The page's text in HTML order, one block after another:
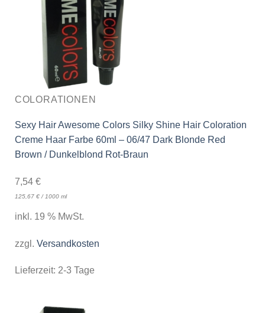
COLORATIONEN
Sexy Hair Awesome Colors Silky Shine Hair Coloration
Creme Haar Farbe 60ml – 06/47 Dark Blonde Red
Brown / Dunkelblond Rot-Braun
7,54 €
125,67 €/ 1000 ml
inkl. 19 % MwSt.
zzgl. Versandkosten
Lieferzeit: 2-3 Tage